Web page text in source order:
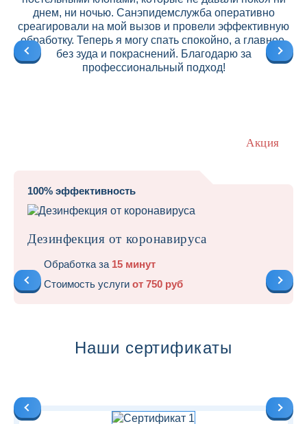
днем, ни ночью. Санэпидемслужба оперативно
среагировали на мой вызов и провели эффективную
обработку. Теперь я могу спать спокойно, а главное,
без зуда и покраснений. Благодарю за
профессиональный подход!
Акция
100% эффективность
Дезинфекция от коронавируса
Обработка за 15 минут
Стоимость услуги от 750 руб
Наши сертификаты